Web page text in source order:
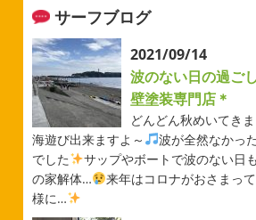
から ...
2026/05/31
ベルマーレ
川・茅ヶ崎・小田
＊
みなさんこんにちは(#^.^#)
先日は試
でその時の写真を載せようと思います
援(*^▽^*)弊社の新しい担当のキクチ
今シーズンもよろしくお願いいた
サーフブログ
2021/09/14
波のない日の過ご
壁塗装専門店＊
どんどん秋めいてき
海遊び出来ますよ～
波が全然なかっ
でした
サップやボートで波のない日
の家解体…
来年はコロナがおさまっ
様に…